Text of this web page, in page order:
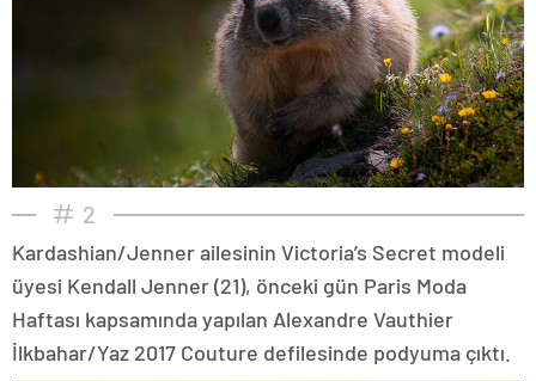
2
Kardashian/Jenner ailesinin Victoria’s Secret modeli
üyesi Kendall Jenner (21), önceki gün Paris Moda
Haftası kapsamında yapılan Alexandre Vauthier
İlkbahar/Yaz 2017 Couture defilesinde podyuma çıktı.